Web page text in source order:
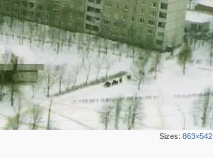
Sizes:863×542